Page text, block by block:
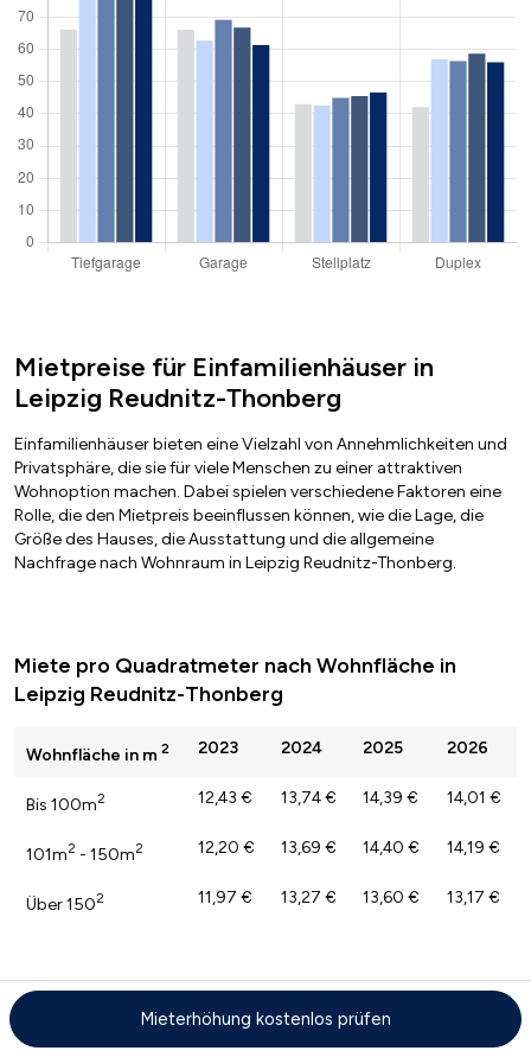
Mietpreise für Einfamilienhäuser in
Leipzig Reudnitz-Thonberg
Einfamilienhäuser bieten eine Vielzahl von Annehmlichkeiten und
Privatsphäre, die sie für viele Menschen zu einer attraktiven
Wohnoption machen. Dabei spielen verschiedene Faktoren eine
Rolle, die den Mietpreis beeinflussen können, wie die Lage, die
Größe des Hauses, die Ausstattung und die allgemeine
Nachfrage nach Wohnraum in Leipzig Reudnitz-Thonberg.
Miete pro Quadratmeter nach Wohnfläche in
Leipzig Reudnitz-Thonberg
Wohnfläche in m 2 2023 2024 2025 2026
Bis 100m2 12,43 € 13,74 € 14,39 € 14,01 €
101m2 - 150m2 12,20 € 13,69 € 14,40 € 14,19 €
Über 1502 11,97 € 13,27 € 13,60 € 13,17 €
Mietpreise pro Quadratmeter für
Mieterhöhung kostenlos prüfen